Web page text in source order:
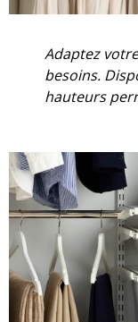
Adaptez
besoins.
hauteurs